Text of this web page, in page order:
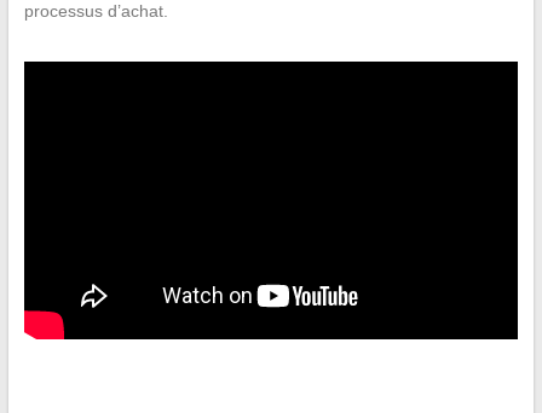
processus d’achat.